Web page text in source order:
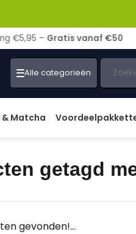
€5,95 – Gratis vanaf €50
Alle categorieën
& Matcha
getagd
gevonden!...